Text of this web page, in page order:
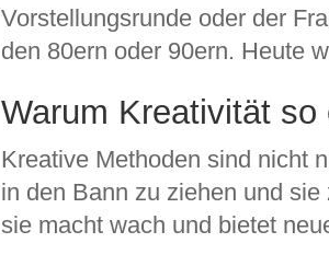
Vorstellungsrunde oder der
den 80ern oder 90ern. Heute
Warum Kreativität
Kreative Methoden sind nicht
in den Bann zu ziehen und
sie macht wach und bietet